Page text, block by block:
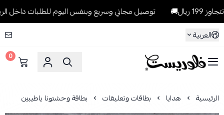
توصيل مجاني وسريع وبنفس اليوم للطلبات داخل الرياض
العربية
فلوريست Florist
0
الرئيسية هدايا بطاقات وتعليقات بطاقة وحشتونا ياطيبين